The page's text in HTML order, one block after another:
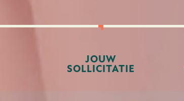
JOUW
SOLLICITATIE